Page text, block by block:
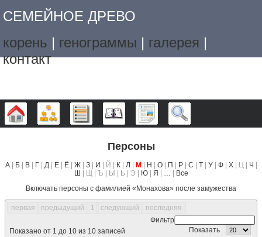
СЕМЕЙНОЕ ДРЕВО
корень | генограммы | галерея |
контакт
Дерево Графики Списки Календарь Отчёты
Персоны
А| Б| В| Г| Д| Е| Ё| Ж| З| И | Й | К| Л М Н О| П Р| С Т| У| Ф| Х| Ц | Ч
Ш
| Щ | Ъ | Ы | Ь | Э | Ю| Я …
Все
Включать персоны с фамилией « Монахова» после замужества
первая предыдущий 1 следующий
последняя
Фильтр
Показано от 1 до 10 из 10 записей
Показать